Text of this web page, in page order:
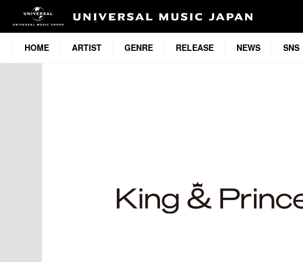
HOME ARTIST GENRE RELEASE NEWS SNS